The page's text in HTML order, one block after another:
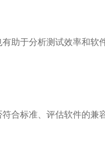
助于分析测试效率和软
合标准、评估软件的兼